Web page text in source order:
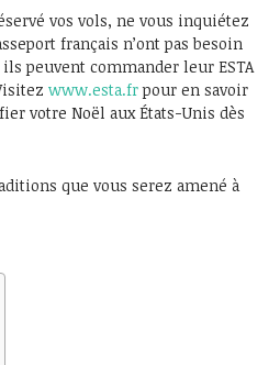
vos vols, ne vous inquiétez
français n’ont pas besoin
peuvent commander leur ESTA
www.esta.frpour en savoir
votre Noël aux États-Unis dès
que vous serez amené à